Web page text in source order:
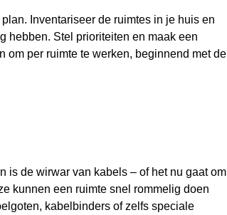
Inventariseer de ruimtes in je huis en
hebben. Stel prioriteiten en maak een
om per ruimte te werken, beginnend met de
is de wirwar van kabels – of het nu gaat om
kunnen een ruimte snel rommelig doen
kabelbinders of zelfs speciale